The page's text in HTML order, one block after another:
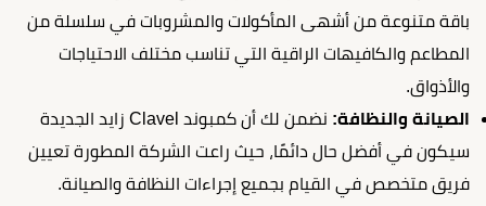
باقة متنوعة من أشهى المأكولات والمشروبات في سلسلة من
المطاعم والكافيهات الراقية التي تناسب مختلف الاحتياجات
والأذواق.
الصيانة والنظافة:
نضمن لك أن كمبوند Clavel زايد الجديدة
سيكون في أفضل حال دائمًا، حيث راعت الشركة المطورة تعيين
فريق متخصص في القيام بجميع إجراءات النظافة والصيانة.